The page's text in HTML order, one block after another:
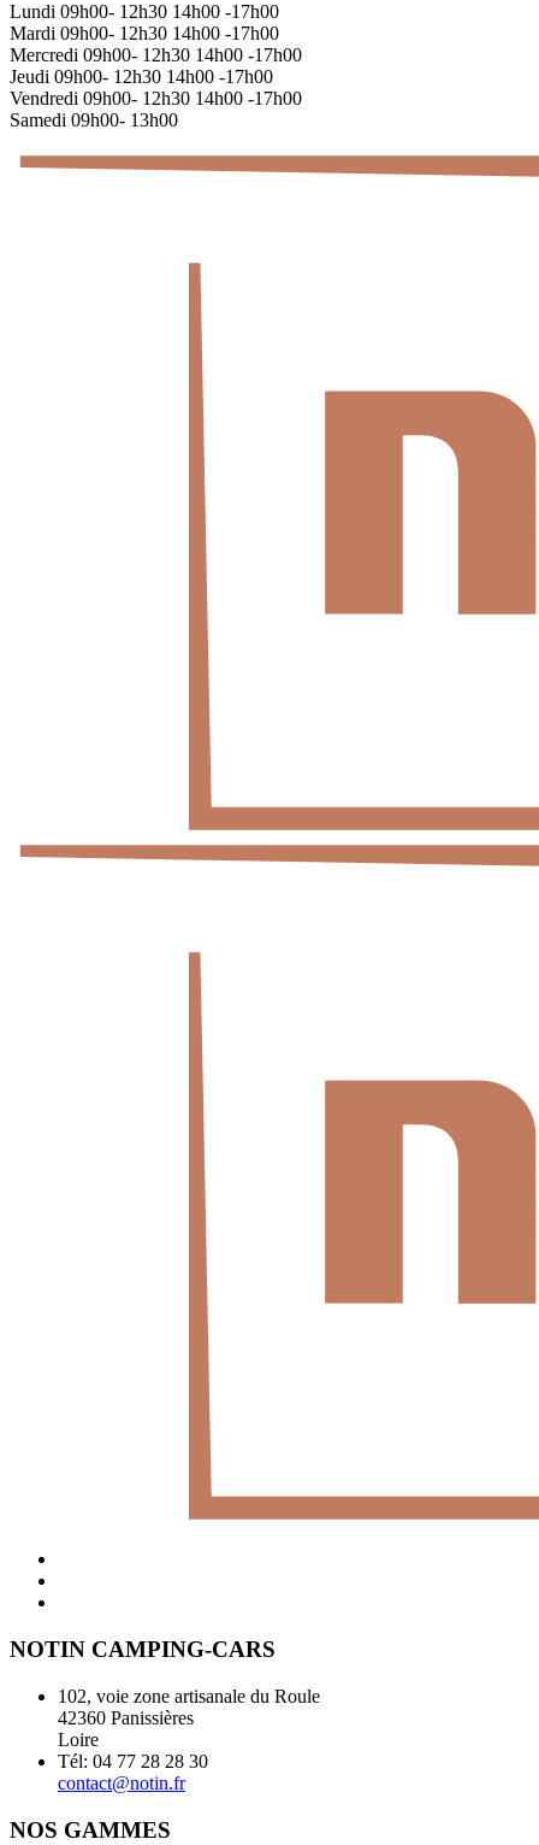
Lundi 09h00- 12h30 14h00 -17h00
Mardi 09h00- 12h30 14h00 -17h00
Mercredi 09h00- 12h30 14h00 -17h00
Jeudi 09h00- 12h30 14h00 -17h00
Vendredi 09h00- 12h30 14h00 -17h00
Samedi 09h00- 13h00
NOTIN CAMPING-CARS
102, voie zone artisanale du Roule
42360 Panissières
Loire
Tél: 04 77 28 28 30
contact@notin.fr
NOS GAMMES